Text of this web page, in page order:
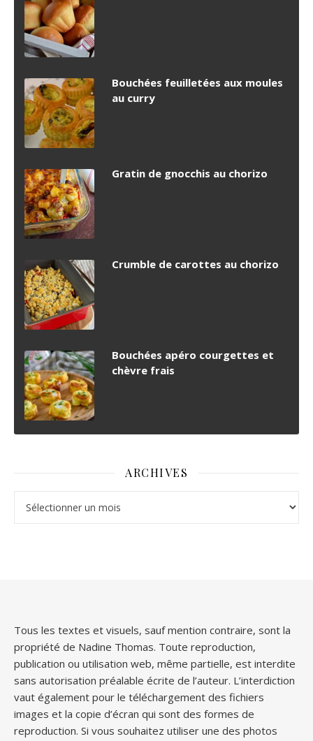
Bouchées feuilletées aux moules
au curry
Gratin de gnocchis au chorizo
Crumble de carottes au chorizo
Bouchées apéro courgettes et
chèvre frais
ARCHIVES
Tous les textes et visuels, sauf mention contraire, sont la
propriété de Nadine Thomas. Toute reproduction,
publication ou utilisation web, même partielle, est interdite
sans autorisation préalable écrite de l’auteur. L’interdiction
vaut également pour le téléchargement des fichiers
images et la copie d’écran qui sont des formes de
reproduction. Si vous souhaitez utiliser une des photos